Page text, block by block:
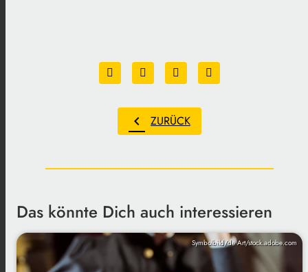
chevron_left ZURÜCK
Das könnte Dich auch interessieren
Symbolbild/de Art/stock.adobe.com